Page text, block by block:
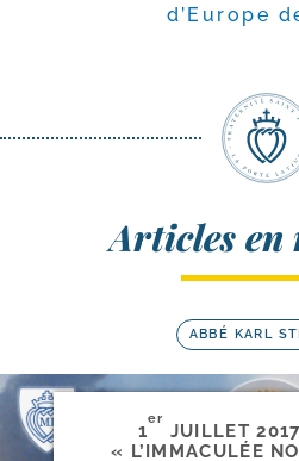
d’Europe
Articles
ABBÉ KARL
1
er
JUILLET
« L’IMMACULÉE